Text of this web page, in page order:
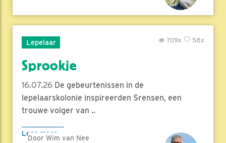
Lepelaar 58x
709x
Sprookje
16.07.26 De gebeurtenissen in de
lepelaarskolonie inspireerden Srensen, een
trouwe volger van ..
Lees meer
Door Wim van Nee